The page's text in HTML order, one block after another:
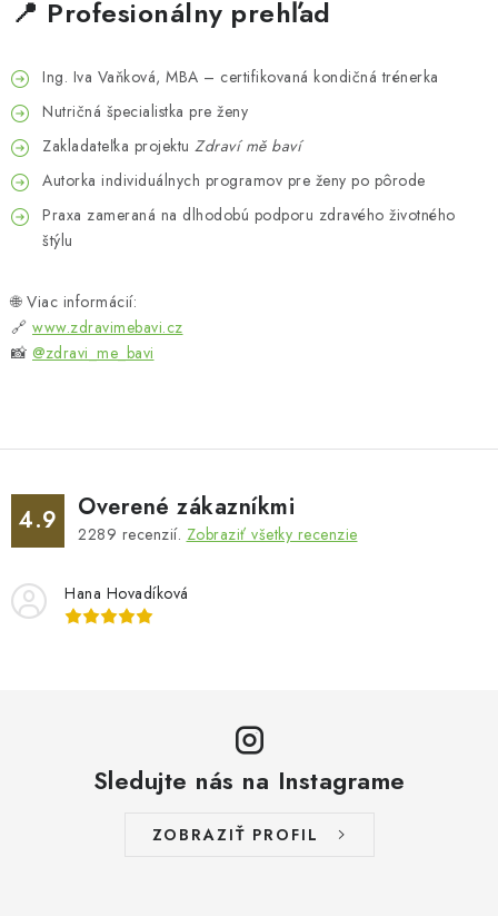
📍 Profesionálny prehľad
Ing. Iva Vaňková, MBA – certifikovaná kondičná trénerka
Nutričná špecialistka pre ženy
Zakladateľka projektu Zdraví mě baví
Autorka individuálnych programov pre ženy po pôrode
Praxa zameraná na dlhodobú podporu zdravého životného
štýlu
🌐 Viac informácií:
🔗 www.zdravimebavi.cz
📸 @zdravi_me_bavi
4.9 Overené zákazníkmi
2289 recenzií. Zobraziť všetky recenzie
Hana Hovadíková
Sledujte nás na Instagrame
ZOBRAZIŤ PROFIL